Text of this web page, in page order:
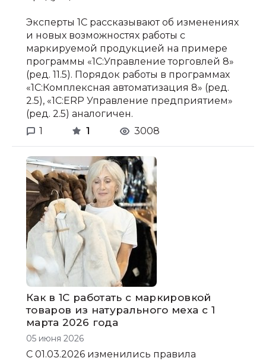
Эксперты 1С рассказывают об изменениях
и новых возможностях работы с
маркируемой продукцией на примере
программы «1С:Управление торговлей 8»
(ред. 11.5). Порядок работы в программах
«1С:Комплексная автоматизация 8» (ред.
2.5), «1С:ERP Управление предприятием»
(ред. 2.5) аналогичен.
1
1 3008
Как в 1С работать с маркировкой
товаров из натурального меха с 1
марта 2026 года
05 июня 2026
С 01.03.2026 изменились правила